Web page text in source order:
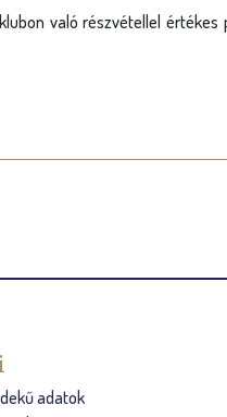
való részvétellel
adatok